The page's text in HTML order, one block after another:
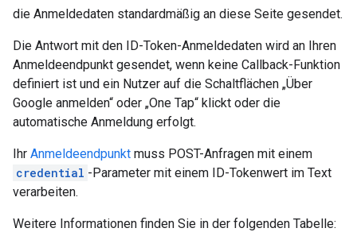
die Anmeldedaten standardmäßig an diese Seite gesendet.
Die Antwort mit den ID-Token-Anmeldedaten wird an Ihren
Anmeldeendpunkt gesendet, wenn keine Callback-Funktion
definiert ist und ein Nutzer auf die Schaltflächen „Über
Google anmelden“ oder „One Tap“ klickt oder die
automatische Anmeldung erfolgt.
Ihr Anmeldeendpunkt muss POST-Anfragen mit einem
credential -Parameter mit einem ID-Tokenwert im Text
verarbeiten.
Weitere Informationen finden Sie in der folgenden Tabelle: